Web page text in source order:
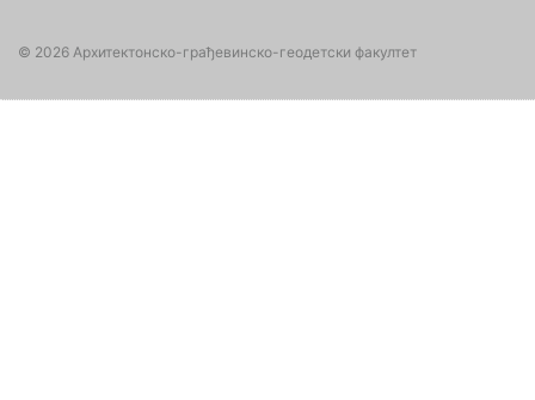
© 2026 Архитектонско-грађевинско-геодетски факултет